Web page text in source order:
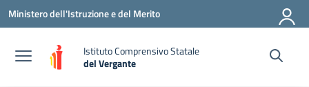
Vai ai contenuti
Vai al menu di navigazione
Vai al footer
Ministero dell'Istruzione e del Merito
Istituto Comprensivo Statale
del Vergante
— Visita la pagina iniziale della scuola